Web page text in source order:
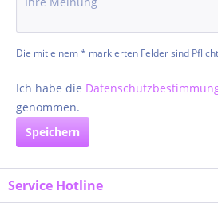
Die mit einem * markierten Felder sind
Ich habe die
genommen.
Speichern
Service Hotline